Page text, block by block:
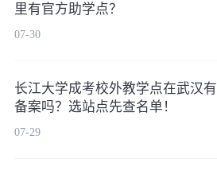
里有官方助学点？
07-30
长江大学成考校外教学点在武汉有
备案吗？选站点先查名单！
07-29